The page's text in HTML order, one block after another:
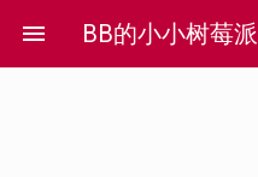
content
menu BB的小小树莓派